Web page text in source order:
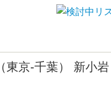
東京-千葉） 新小